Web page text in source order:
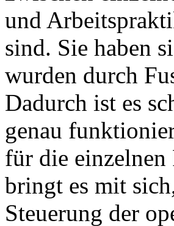
und
sind. Sie haben
wurden durch
Dadurch ist es
genau
für die einzelnen
bringt es mit
Steuerung der